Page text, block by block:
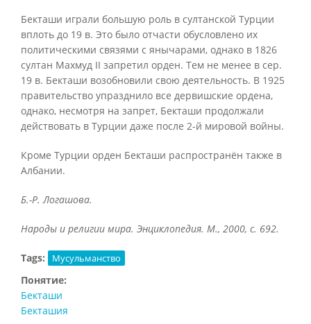
Бекташи играли большую роль в султанской Турции
вплоть до 19 в. Это было отчасти обусловлено их
политическими связями с янычарами, однако в 1826
султан Махмуд II запретил орден. Тем не менее в сер.
19 в. Бекташи возобновили свою деятельность. В 1925
правительство упразднило все дервишские ордена,
однако, несмотря на запрет, Бекташи продолжали
действовать в Турции даже после 2-й мировой войны.
Кроме Турции орден Бекташи распространён также в
Албании.
Б.-Р. Логашова.
Народы и религии мира. Энциклопедия. М., 2000, с. 692.
Tags: Мусульманство
Понятие:
Бекташи
Бекташия